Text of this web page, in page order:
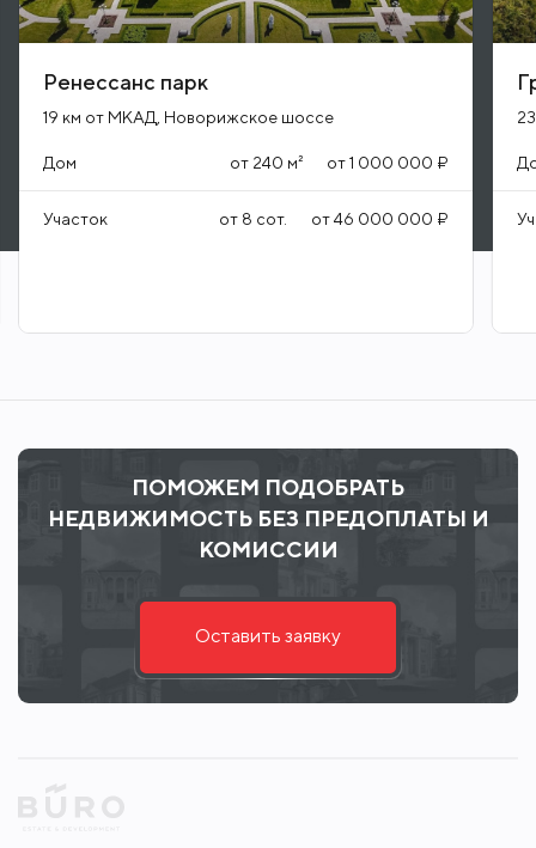
Ренессанс парк
19 км от МКАД, Новорижское шоссе
Дом от 240 м² от1 000 000 ₽
Участок от 8 сот. от46 000 000 ₽
ПОМОЖЕМ ПОДОБРАТЬ
НЕДВИЖИМОСТЬ БЕЗ ПРЕДОПЛАТЫ И
КОМИССИИ
Оставить заявку